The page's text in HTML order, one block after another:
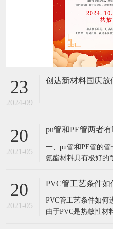
23
2024-09
创达新材料国庆放
20
2021-05
pu管和PE管两者
一、pu管和PE管的
氨酯材料具有极好的
方便灵活，便于布管
优良的耐温隔热和优
聚乙烯材料重量轻、
20
2021-05
PVC管工艺条件如
​PVC管工艺条件如何
由于PVC是热敏性材